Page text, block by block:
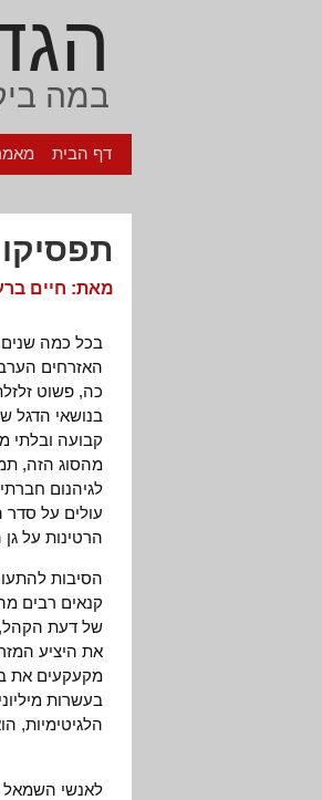
במה
דף הבית
מאת: חיים
בכל כמה שנים
האזרחים
כה, פשוט
בנושאי הדגל
קבועה ובלתי
מהסוג הזה,
לגיהנום
עולים על סדר
הרטינות על
הסיבות
קנאים רבים
של דעת הקהל,
את היציע
מקעקעים את
בעשרות
הלגיטימיות,
לאנשי השמאל